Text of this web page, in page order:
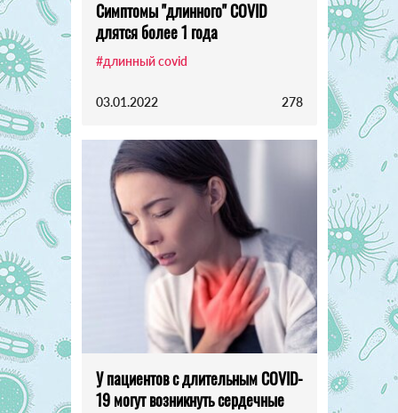
Симптомы "длинного" COVID
длятся более 1 года
#длинный covid
03.01.2022 278
У пациентов с длительным COVID-
19 могут возникнуть сердечные